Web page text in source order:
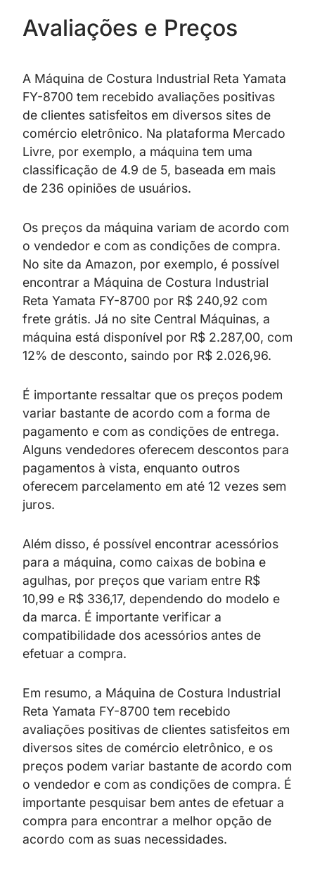
Avaliações e Preços
A Máquina de Costura Industrial Reta Yamata
FY-8700 tem recebido avaliações positivas
de clientes satisfeitos em diversos sites de
comércio eletrônico. Na plataforma Mercado
Livre, por exemplo, a máquina tem uma
classificação de 4.9 de 5, baseada em mais
de 236 opiniões de usuários.
Os preços da máquina variam de acordo com
o vendedor e com as condições de compra.
No site da Amazon, por exemplo, é possível
encontrar a Máquina de Costura Industrial
Reta Yamata FY-8700 por R$ 240,92 com
frete grátis. Já no site Central Máquinas, a
máquina está disponível por R$ 2.287,00, com
12% de desconto, saindo por R$ 2.026,96.
É importante ressaltar que os preços podem
variar bastante de acordo com a forma de
pagamento e com as condições de entrega.
Alguns vendedores oferecem descontos para
pagamentos à vista, enquanto outros
oferecem parcelamento em até 12 vezes sem
juros.
Além disso, é possível encontrar acessórios
para a máquina, como caixas de bobina e
agulhas, por preços que variam entre R$
10,99 e R$ 336,17, dependendo do modelo e
da marca. É importante verificar a
compatibilidade dos acessórios antes de
efetuar a compra.
Em resumo, a Máquina de Costura Industrial
Reta Yamata FY-8700 tem recebido
avaliações positivas de clientes satisfeitos em
diversos sites de comércio eletrônico, e os
preços podem variar bastante de acordo com
o vendedor e com as condições de compra. É
importante pesquisar bem antes de efetuar a
compra para encontrar a melhor opção de
acordo com as suas necessidades.